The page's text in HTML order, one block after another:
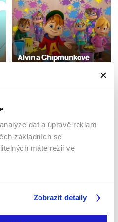
dat a úpravě reklam
základních se
máte režii ve
Zobrazit detaily
Alvin a Chipmunkové
až na 6 zařízeních
televizi jde odkudkoliv
až na 6 zařízeních.